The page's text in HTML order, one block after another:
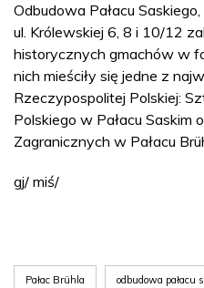
Odbudowa Pałacu
ul. Królewskiej 6, 8 i 10/12
historycznych gmachów w
nich mieściły się jedne z
Rzeczypospolitej Polskiej:
Polskiego w Pałacu
Zagranicznych w Pałacu
gj/ miś/
Pałac Brühla odbudowa pałacu